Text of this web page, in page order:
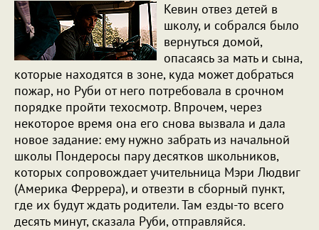
Кевин отвез детей в
школу, и собрался было
вернуться домой,
опасаясь за мать и сына,
которые находятся в зоне, куда может добраться
пожар, но Руби от него потребовала в срочном
порядке пройти техосмотр. Впрочем, через
некоторое время она его снова вызвала и дала
новое задание: ему нужно забрать из начальной
школы Пондеросы пару десятков школьников,
которых сопровождает учительница Мэри Людвиг
(Америка Феррера), и отвезти в сборный пункт,
где их будут ждать родители. Там езды-то всего
десять минут, сказала Руби, отправляйся.